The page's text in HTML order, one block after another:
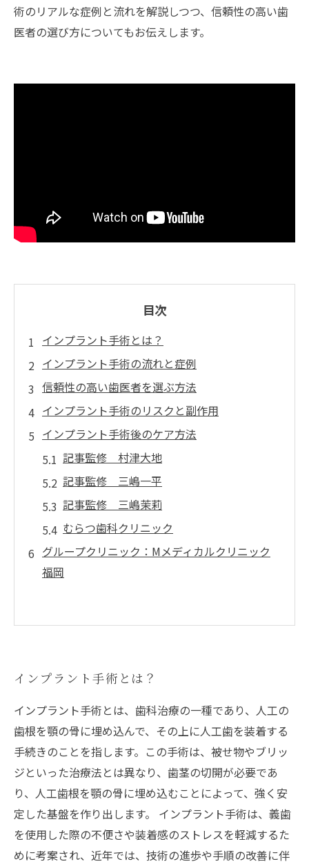
術のリアルな症例と流れを解説しつつ、信頼性の高い歯
医者の選び方についてもお伝えします。
目次
インプラント手術とは？
インプラント手術の流れと症例
信頼性の高い歯医者を選ぶ方法
インプラント手術のリスクと副作用
インプラント手術後のケア方法
記事監修 村津大地
記事監修 三嶋一平
記事監修 三嶋茉莉
むらつ歯科クリニック
グループクリニック：Mメディカルクリニック
福岡
インプラント手術とは？
インプラント手術とは、歯科治療の一種であり、人工の
歯根を顎の骨に埋め込んで、その上に人工歯を装着する
手続きのことを指します。この手術は、被せ物やブリッ
ジといった治療法とは異なり、歯茎の切開が必要であ
り、人工歯根を顎の骨に埋め込むことによって、強く安
定した基盤を作り出します。 インプラント手術は、義歯
を使用した際の不便さや装着感のストレスを軽減するた
めに考案され、近年では、技術の進歩や手順の改善に伴